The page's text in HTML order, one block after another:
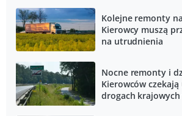
Kolejne remonty
Kierowcy muszą
na utrudnienia
Nocne remonty i
Kierowców
drogach